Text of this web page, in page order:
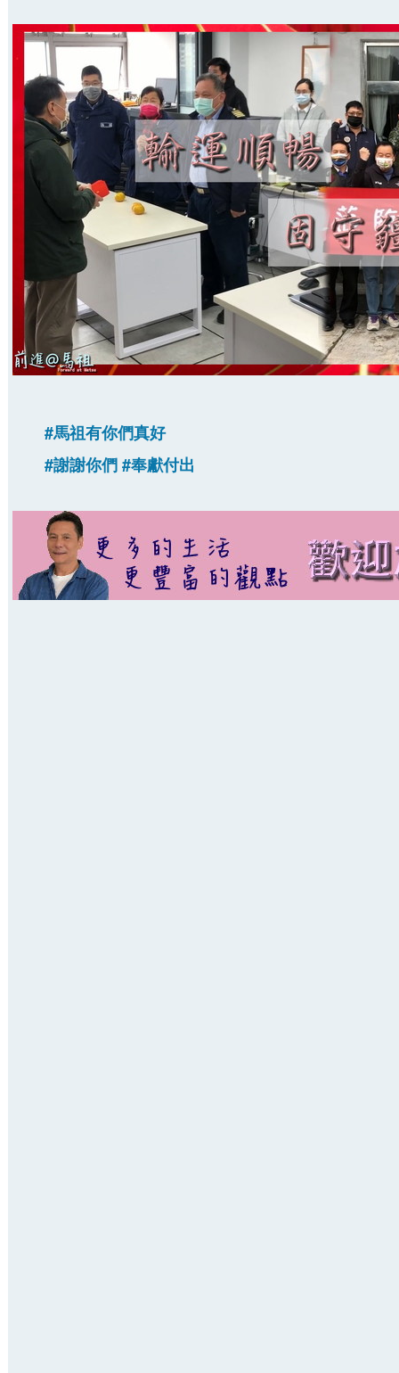
#馬祖有你們真好
#謝謝你們 #奉獻付出